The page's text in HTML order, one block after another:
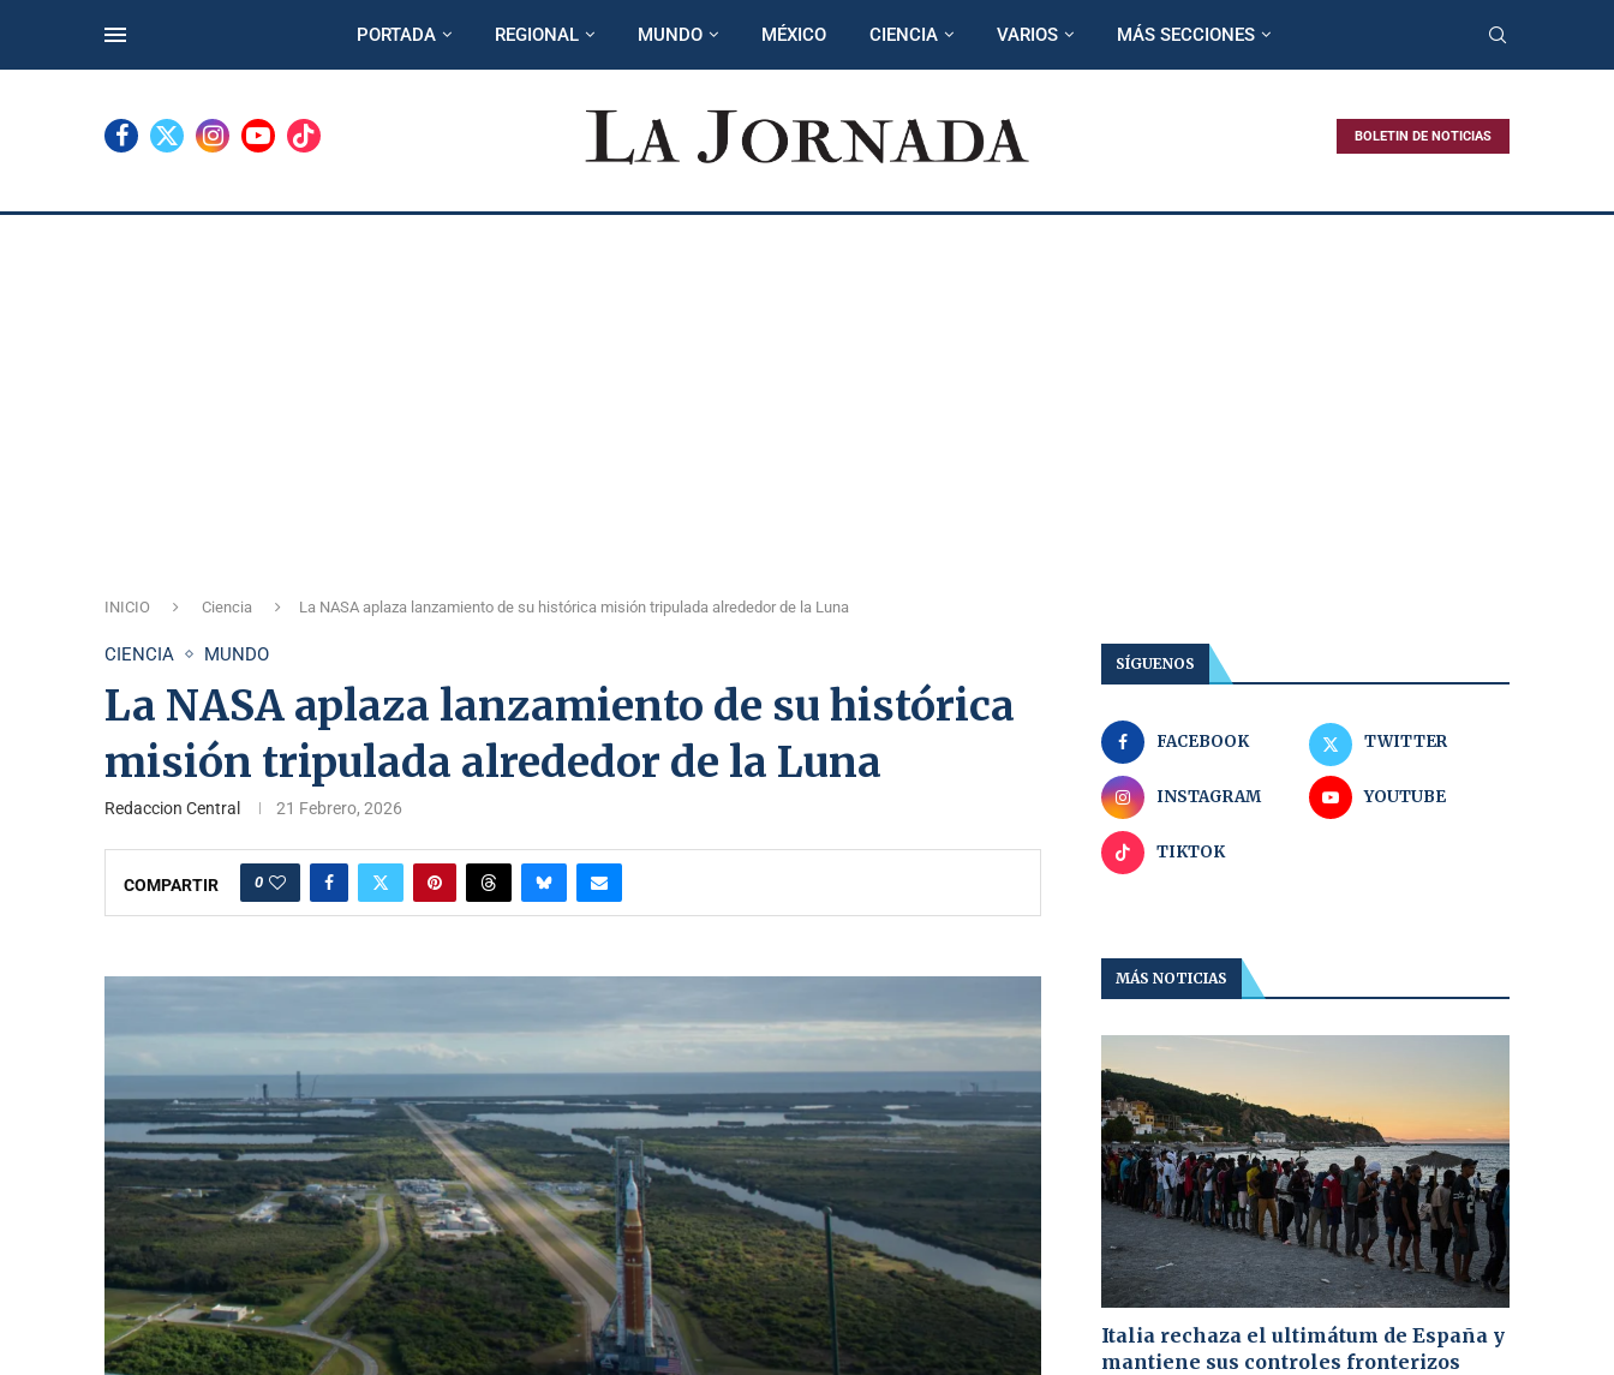
PORTADA REGIONAL MUNDO MÉXICO CIENCIA VARIOS MÁS SECCIONES
BOLETIN DE NOTICIAS
INICIO Ciencia La NASA aplaza lanzamiento de su histórica misión tripulada alrededor de la Luna
CIENCIA MUNDO
La NASA aplaza lanzamiento de su histórica
misión tripulada alrededor de la Luna
Redaccion Central 21 Febrero, 2026
COMPARTIR 0
SÍGUENOS
FACEBOOK TWITTER
INSTAGRAM YOUTUBE
TIKTOK
MÁS NOTICIAS
Italia rechaza el ultimátum de España y
mantiene sus controles fronterizos